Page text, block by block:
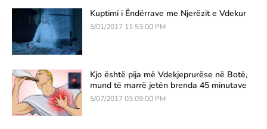
Kuptimi i Ëndërrave me Njerëzit e Vdekur
5/01/2017 11:53:00 PM
Kjo është pija më Vdekjeprurëse në Botë,
mund të marrë jetën brenda 45 minutave
5/07/2017 03:09:00 PM